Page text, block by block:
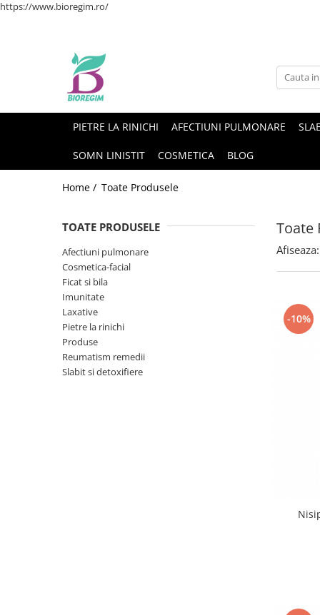
https://www.bioregim.ro/
PIETRE LA RINICHI AFECTIUNI PULMONARE
SOMN LINISTIT COSMETICA BLOG
Home / Toate Produsele
Toate
TOATE PRODUSELE
Afectiuni pulmonare
Cosmetica-facial
Ficat si bila
Imunitate
Laxative
Pietre la rinichi
Produse
Reumatism remedii
Slabit si detoxifiere
Afiseaza:
-10%